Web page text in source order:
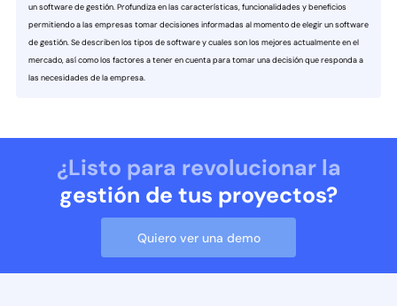
un software de gestión. Profundiza en las características, funcionalidades y beneficios
permitiendo a las empresas tomar decisiones informadas al momento de elegir un software
de gestión. Se describen los tipos de software y cuales son los mejores actualmente en el
mercado, así como los factores a tener en cuenta para tomar una decisión que responda a
las necesidades de la empresa.
¿Listo para revolucionar la
gestión de tus proyectos?
Quiero ver una demo